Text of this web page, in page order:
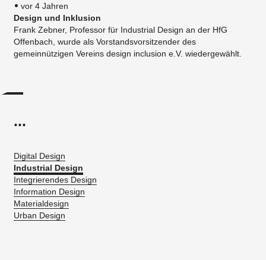
vor 4 Jahren
Design und Inklusion
Frank Zebner, Professor für Industrial Design an der HfG
Offenbach, wurde als Vorstandsvorsitzender des
gemeinnützigen Vereins design inclusion e.V. wiedergewählt.
...
Digital Design
Industrial Design
Integrierendes Design
Information Design
Materialdesign
Urban Design